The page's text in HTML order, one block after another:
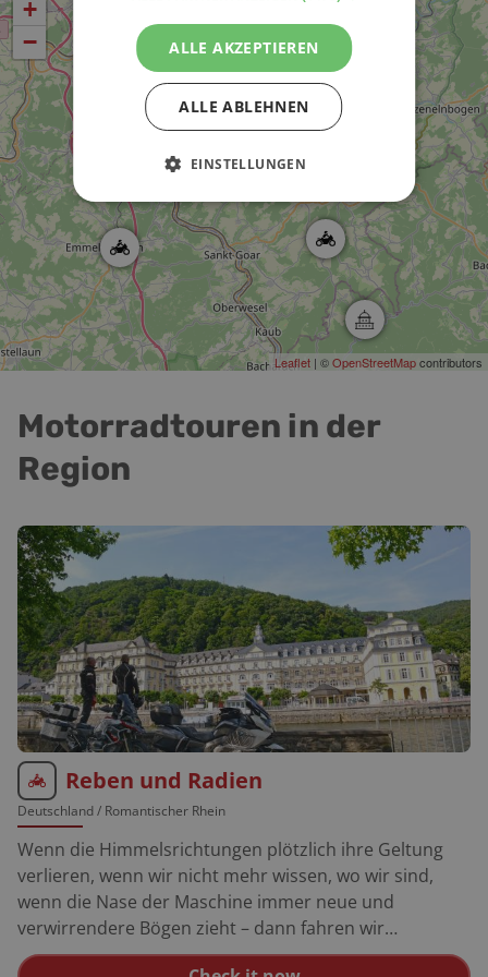
+
−
Leaflet | ©OpenStreetMapcontributors
Motorradtouren in der
Region
Reben und Radien
Deutschland/ Romantischer Rhein
Wenn die Himmelsrichtungen plötzlich ihre Geltung
verlieren, wenn wir nicht mehr wissen, wo wir sind,
wenn die Nase der Maschine immer neue und
verwirrendere Bögen zieht – dann fahren wir
garantiert am Rhein entlang. Jahrmillionenlang grub
ALLE AKZEPTIEREN
ALLE ABLEHNEN
EINSTELLUNGEN